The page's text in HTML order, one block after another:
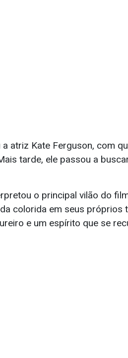
atriz Kate Ferguson, com
tarde, ele passou a
o principal vilão do
colorida em seus próprios
e um espírito que se